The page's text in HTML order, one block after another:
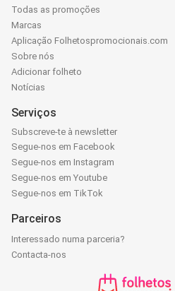
Todas as promoções
Marcas
Aplicação Folhetospromocionais.com
Sobre nós
Adicionar folheto
Notícias
Serviços
Subscreve-te à newsletter
Segue-nos em Facebook
Segue-nos em Instagram
Segue-nos em Youtube
Segue-nos em TikTok
Parceiros
Interessado numa parceria?
Contacta-nos